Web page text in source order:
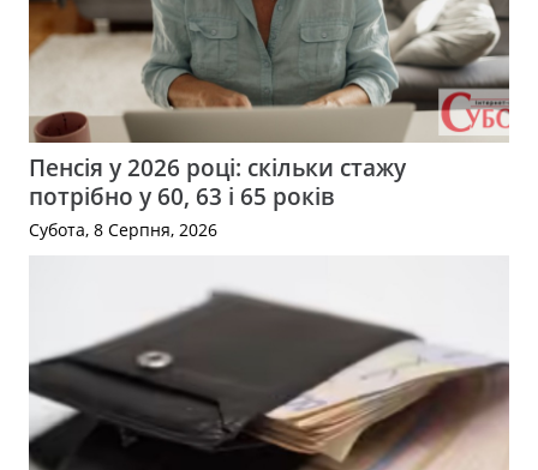
Пенсія у 2026 році: скільки стажу
потрібно у 60, 63 і 65 років
Субота, 8 Серпня, 2026